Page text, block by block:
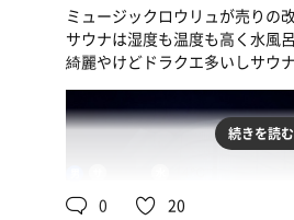
ミュージックロウリュが売りの
サウナは湿度も温度も高く水風
綺麗やけどドラクエ多いしサウ
続きを読む
0 20